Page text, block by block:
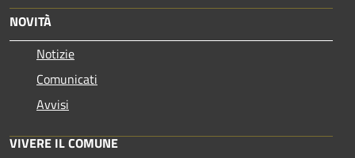
NOVITÀ
Notizie
Comunicati
Avvisi
VIVERE IL COMUNE